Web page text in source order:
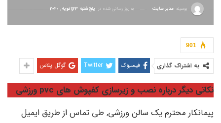
بوسیله مدیر سایت به روز رسانی شده در پنج‌شنبه 23ژانویه, 2020
901
به اشتراک گذاری فیسبوک Twitter گوگل پلاس
نکاتی دیگر درباره نصب و زیرسازی کفپوش های pvc ورزشی
پیمانکار محترم یک سالن ورزشی, طی تماس از طریق ایمیل